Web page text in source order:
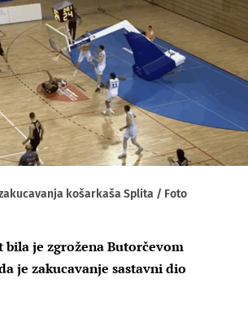
košarkaša Splita / Foto
bila je zgrožena Butorčevom
je zakucavanje sastavni dio